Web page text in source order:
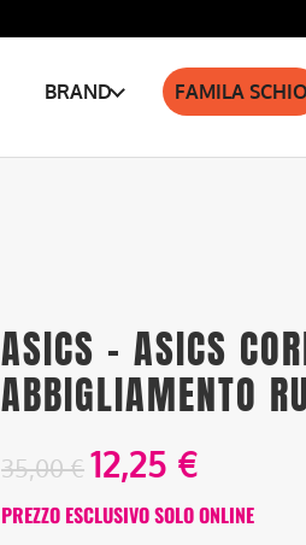
BRAND FAMILA SCHIO
ASICS – ASICS
ABBIGLIAMENTO
35,00€12,25 €
PREZZO ESCLUSIVO SOLO ONLINE